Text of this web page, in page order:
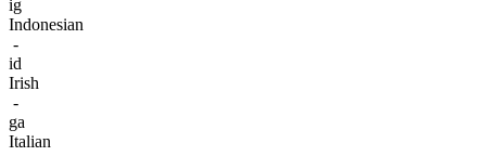
ig
Indonesian
-
id
Irish
-
ga
Italian